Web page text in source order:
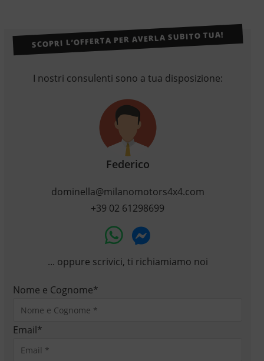
SCOPRI L’OFFERTA PER AVERLA SUBITO TUA!
I nostri consulenti sono a tua disposizione:
Federico
dominella@milanomotors4x4.com
+39 02 61298699
... oppure scrivici, ti richiamiamo noi
Nome e Cognome*
Email*